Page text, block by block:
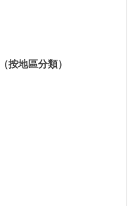
按地區分類）